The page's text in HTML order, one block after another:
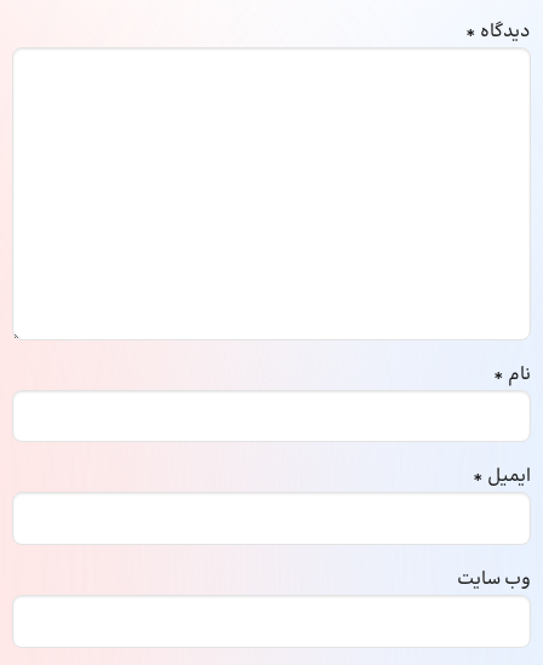
دیدگاه *
نام *
ایمیل *
وب‌ سایت